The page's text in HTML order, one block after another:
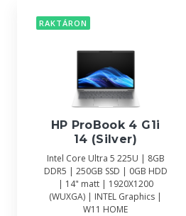
RAKTÁRON
HP ProBook 4 G1i
14 (Silver)
Intel Core Ultra 5 225U | 8GB
DDR5 | 250GB SSD | 0GB HDD
| 14" matt | 1920X1200
(WUXGA) | INTEL Graphics |
W11 HOME